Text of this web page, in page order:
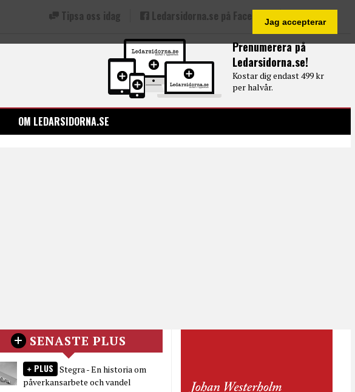
Jag accepterar
Prenumerera på
Ledarsidorna.se!
Kostar dig endast 499 kr
per halvår.
Tipsa oss idag Ledarsidorna.se på Facebook
OM LEDARSIDORNA.SE
SENASTE PLUS
PLUS Stegra - En historia om
påverkansarbete och vandel